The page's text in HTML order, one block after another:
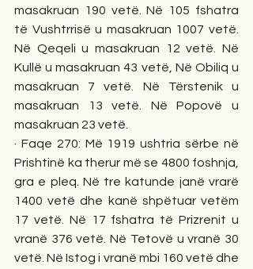
masakruan 190 vetë. Në 105 fshatra
të Vushtrrisë u masakruan 1007 vetë.
Në Qeqeli u masakruan 12 vetë. Në
Kullë u masakruan 43 vetë, Në Obiliq u
masakruan 7 vetë. Në Tërstenik u
masakruan 13 vetë. Në Popovë u
masakruan 23 vetë.
· Faqe 270: Më 1919 ushtria sërbe në
Prishtinë ka therur më se 4800 foshnja,
gra e pleq. Në tre katunde janë vrarë
1400 vetë dhe kanë shpëtuar vetëm
17 vetë. Në 17 fshatra të Prizrenit u
vranë 376 vetë. Në Tetovë u vranë 30
vetë. Në Istog i vranë mbi 160 vetë dhe